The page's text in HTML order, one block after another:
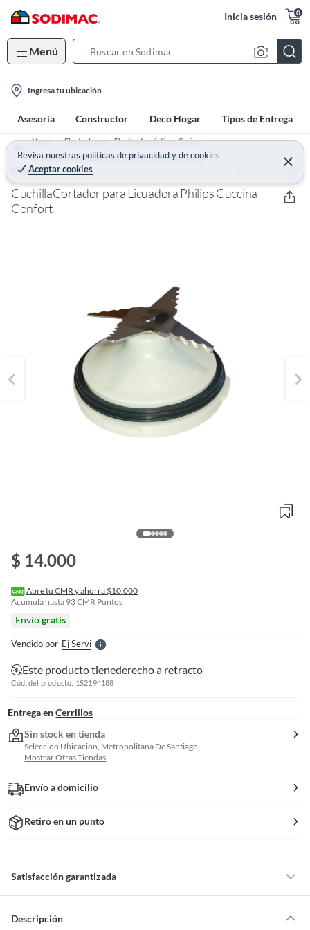
Inicia sesión 0
Menú
c
h
B
r
a
o
n
Ingresa tu ubicación
Asesoría Constructor Deco Hogar Tipos de Entrega
Revisa nuestras políticas de privacidadydecookies
Aceptar cookies
C
e
r
a
r
Home
Electrohogar - Electrodomésticos Cocina
Accesorios y repuestos electrodomésticos cocina
PHILIPS (0)
CuchillaCortador para Licuadora Philips Cuccina
Confort
$ 14.000
Abre tu CMR y ahorra $10.000
Acumula hasta 93CMR Puntos
Envíogratis
Vendido por Ej ServiS
e
r
Este producto tienederecho a retracto
Cód. del producto: 152194188
Entrega en Cerrillos
Sin stock en tienda
Seleccion Ubicacion, Metropolitana De Santiago
Mostrar Otras Tiendas
Envío a domicilio
Retiro en un punto
Satisfacción garantizada
de la compra.
Descripción